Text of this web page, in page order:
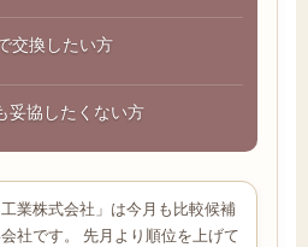
交換したい方
妥協したくない方
工業株式会社」は今月も比較候補
社です。 先月より順位を上げて